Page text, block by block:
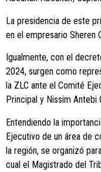
La presidencia de este
en el empresario Sheren
Igualmente, con el
2024, surgen como
la ZLC ante el Comité
Principal y Nissim Antebi
Entendiendo la
Ejecutivo de un área de
la región, se organizó
cual el Magistrado del